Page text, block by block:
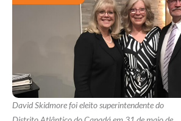
David Skidmore foi eleito superintendente do